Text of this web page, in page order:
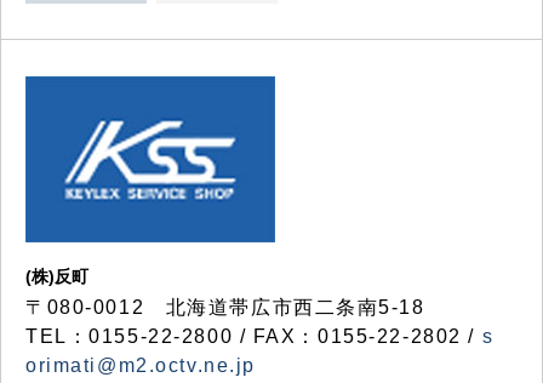
(株)反町
〒080-0012 北海道帯広市西二条南5-18
TEL：0155-22-2800 / FAX：0155-22-2802 / s
orimati@m2.octv.ne.jp